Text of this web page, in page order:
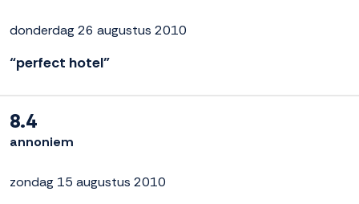
donderdag 26 augustus 2010
“perfect hotel”
8.4
annoniem
zondag 15 augustus 2010